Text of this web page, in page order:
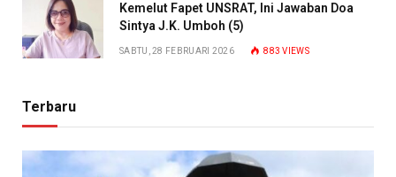
Kemelut Fapet UNSRAT, Ini Jawaban Doa
Sintya J.K. Umboh (5)
SABTU, 28 FEBRUARI 2026 883VIEWS
Terbaru